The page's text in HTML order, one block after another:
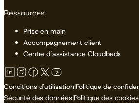
Ressources
Prise en main
Accompagnement client
Centre d’assistance Cloudbeds
Conditions d'utilisation|Politique de
Sécurité des données|Politique des cookies